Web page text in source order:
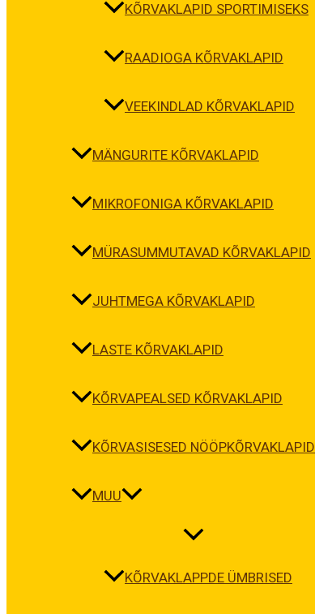
KÕRVAKLAPID SPORTIMISEKS
RAADIOGA KÕRVAKLAPID
VEEKINDLAD KÕRVAKLAPID
MÄNGURITE KÕRVAKLAPID
MIKROFONIGA KÕRVAKLAPID
MÜRASUMMUTAVAD KÕRVAKLAPID
JUHTMEGA KÕRVAKLAPID
LASTE KÕRVAKLAPID
KÕRVAPEALSED KÕRVAKLAPID
KÕRVASISESED NÖÖPKÕRVAKLAPID
MUU
KÕRVAKLAPPDE ÜMBRISED